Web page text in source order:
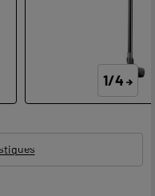
1/4